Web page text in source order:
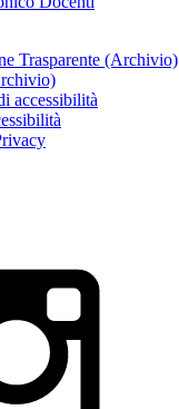
Trasparente (Archivio)
accessibilità